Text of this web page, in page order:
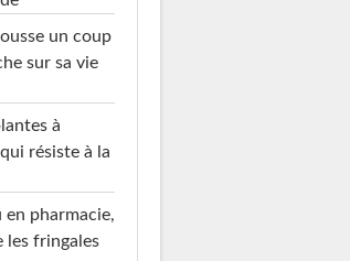
un coup
sur sa vie
à
résiste à la
en pharmacie,
les fringales